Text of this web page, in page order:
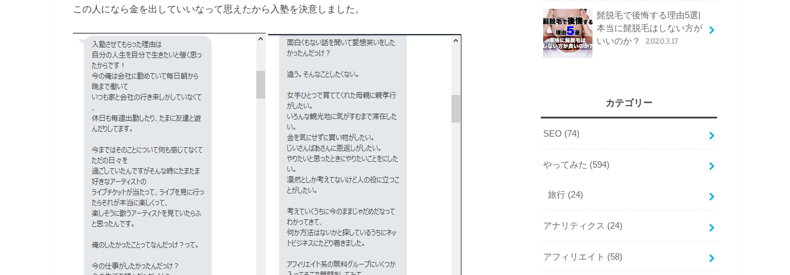
この人になら金を出していいなって思えたから入塾を決意しました。
髭脱毛で後悔する理由5選|
本当に髭脱毛はしない方が
いいのか？
2020.3.17
カテゴリー
SEO (74)
やってみた (594)
旅行 (24)
アナリティクス (24)
アフィリエイト (58)